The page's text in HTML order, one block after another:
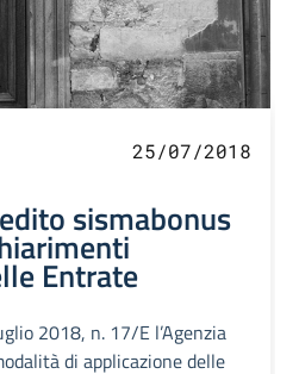
25/07/2018
sismabonus
Entrate
2018, n. 17/E l’Agenzia
di applicazione delle